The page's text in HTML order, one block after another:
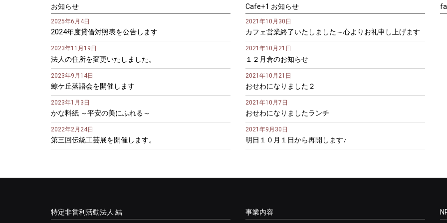
お知らせ
2025年6月4日
2024年度貸借対照表を公告します
2023年11月19日
法人の住所を変更いたしました。
2023年9月14日
鯨ケ丘落語会を開催します
2023年1月3日
かな料紙 ～平安の美にふれる～
2022年2月24日
第三回伝統工芸展を開催します。
Cafe+1 お知らせ
2021年10月30日
カフェ営業終了いたしました～心よりお礼申し上げます
2021年10月21日
１２月倉のお知らせ
2021年10月21日
おせわになりました２
2021年10月7日
おせわになりましたランチ
2021年9月30日
明日１０月１日から再開します♪
特定非営利活動法人 結 事業内容